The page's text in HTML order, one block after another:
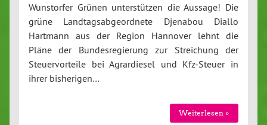
Wunstorfer Grünen unterstützen die Aussage! Die
grüne Landtagsabgeordnete Djenabou Diallo
Hartmann aus der Region Hannover lehnt die
Pläne der Bundesregierung zur Streichung der
Steuervorteile bei Agrardiesel und Kfz-Steuer in
ihrer bisherigen…
Weiterlesen »